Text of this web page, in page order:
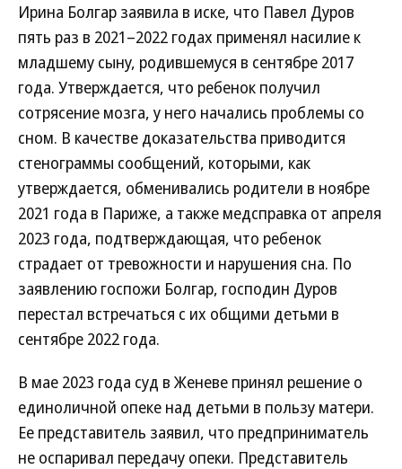
Ирина Болгар заявила в иске, что Павел Дуров
пять раз в 2021–2022 годах применял насилие к
младшему сыну, родившемуся в сентябре 2017
года. Утверждается, что ребенок получил
сотрясение мозга, у него начались проблемы со
сном. В качестве доказательства приводится
стенограммы сообщений, которыми, как
утверждается, обменивались родители в ноябре
2021 года в Париже, а также медсправка от апреля
2023 года, подтверждающая, что ребенок
страдает от тревожности и нарушения сна. По
заявлению госпожи Болгар, господин Дуров
перестал встречаться с их общими детьми в
сентябре 2022 года.
В мае 2023 года суд в Женеве принял решение о
единоличной опеке над детьми в пользу матери.
Ее представитель заявил, что предприниматель
не оспаривал передачу опеки. Представитель